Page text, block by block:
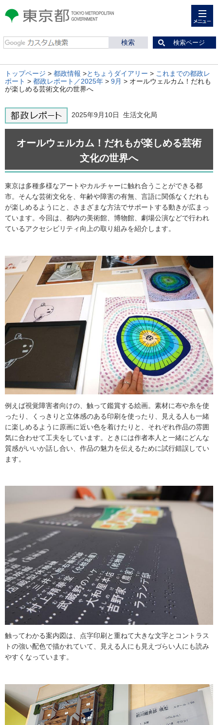
東京都 TOKYO METROPOLITAN
GOVERNMENT
検索ページ
トップページ > 都政情報 >とちょうダイアリー > これまでの都政レ
ポート > 都政レポート／2025年 > 9月 > オールウェルカム！だれも
が楽しめる芸術文化の世界へ
2025年9月10日 生活文化局
オールウェルカム！だれもが楽しめる芸術
文化の世界へ
東京は多種多様なアートやカルチャーに触れ合うことができる都
市。そんな芸術文化を、年齢や障害の有無、言語に関係なくだれも
が楽しめるようにと、さまざまな方法でサポートする動きが広まっ
ています。今回は、都内の美術館、博物館、劇場公演などで行われ
ているアクセシビリティ向上の取り組みを紹介します。
例えば視覚障害者向けの、触って鑑賞する絵画。素材に布や糸を使
ったり、くっきりと立体感のある印刷を使ったり、見える人も一緒
に楽しめるように原画に近い色を着けたりと、それぞれ作品の雰囲
気に合わせて工夫をしています。ときには作者本人と一緒にどんな
質感がいいか話し合い、作品の魅力を伝えるために試行錯誤してい
ます。
触ってわかる案内図は、点字印刷と重ねて大きな文字とコントラス
トの強い配色で描かれていて、見える人にも見えづらい人にも読み
やすくなっています。